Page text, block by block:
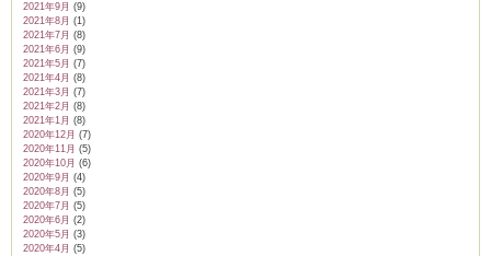
2021年9月 (9)
2021年8月 (1)
2021年7月 (8)
2021年6月 (9)
2021年5月 (7)
2021年4月 (8)
2021年3月 (7)
2021年2月 (8)
2021年1月 (8)
2020年12月 (7)
2020年11月 (5)
2020年10月 (6)
2020年9月 (4)
2020年8月 (5)
2020年7月 (5)
2020年6月 (2)
2020年5月 (3)
2020年4月 (5)